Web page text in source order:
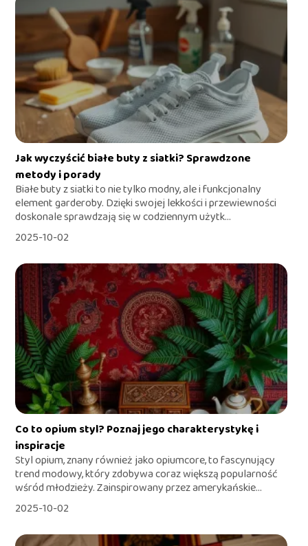
Jak wyczyścić białe buty z siatki? Sprawdzone
metody i porady
Białe buty z siatki to nie tylko modny, ale i funkcjonalny
element garderoby. Dzięki swojej lekkości i przewiewności
doskonale sprawdzają się w codziennym użytk...
2025-10-02
Co to opium styl? Poznaj jego charakterystykę i
inspiracje
Styl opium, znany również jako opiumcore, to fascynujący
trend modowy, który zdobywa coraz większą popularność
wśród młodzieży. Zainspirowany przez amerykańskie...
2025-10-02